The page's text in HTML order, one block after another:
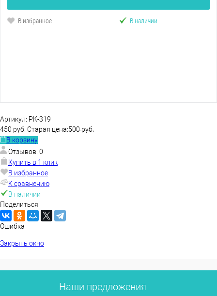
В избранное В наличии
Артикул: РК-319
450 руб. Старая цена:500 руб.
В корзину
Отзывов: 0
Купить в 1 клик
В избранное
К сравнению
В наличии
Поделиться
Ошибка
Закрыть окно
Наши предложения